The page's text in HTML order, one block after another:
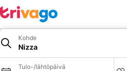
Kohde
Nizza
Tulo-/lähtöpäivä